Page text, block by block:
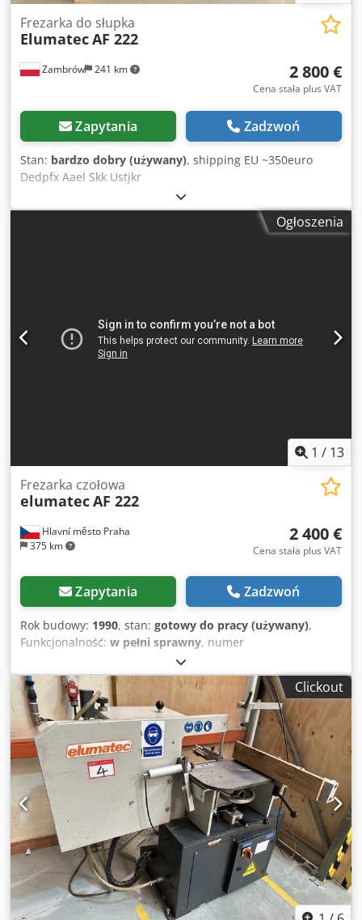
Zambrów 241 km
Frezarka do słupka
ElumatecAF 222
2 800 €
Cena stała plus VAT
Zapytania Zadzwoń
Stan: bardzo dobry (używany), shipping EU ~350euro
Dedpfx Aael Skk Ustjkr
Ogłoszenia
1 / 13
Hlavní město Praha
375 km
Frezarka czołowa
elumatecAF 222
2 400 €
Cena stała plus VAT
Zapytania Zadzwoń
Rok budowy: 1990, stan: gotowy do pracy (używany),
Funkcjonalność: w pełni sprawny, numer
, elumatec AF 222 Do obróbki
poprzeczek i profili drzwiowych z aluminium lub tworzywa
sztucznego Ręczny posuw jednostki frezującej Duży zakres
cięcia do 400 mm Płynnie regulowana wysokość stołu
Ogranicznik materiału odchylany do 60° w lewo i w prawo.
Możliwość wycinania pod kątem do 30° (kąty ostre,
lewo/prawo). Pozycja zaskokowa przy 90° z bolcem
indeksującym. Z systemem szybkiej wymiany narzędzi oraz
"Spindle Lock" do łatwej wymiany narzędzi Precyzyjne,
lekko pracujące i trwałe prowadnice kulkowe
Pneumatyczne, poziome i pionowe mocowanie materiału
zapewnia elastyczność Regulowany ogranicznik głębokości
Impulsowy układ chłodzenia Średnica narzędzia tnącego
maks. 280 mm Otwór narzędzia 40 mm Wysokość profilu
maks. 165 mm Wysokość cięcia 145 mm Głębokość cięcia
110 mm Długość cięcia 400 mm Prędkość obrotowa
Clickout